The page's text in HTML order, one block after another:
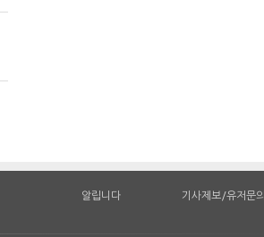
알립니다 기사제보/유저문의